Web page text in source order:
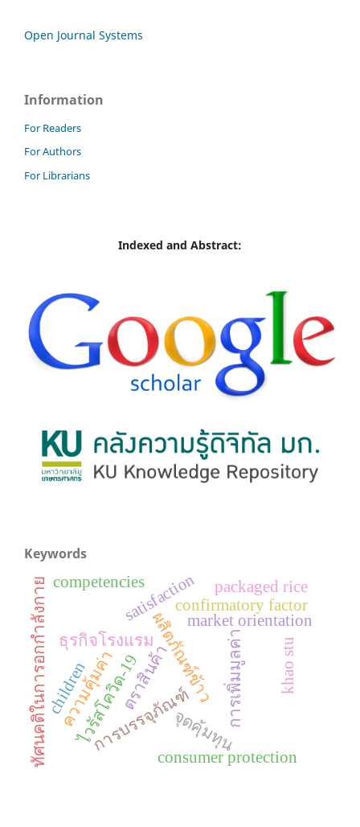
Open Journal Systems
Information
For Readers
For Authors
For Librarians
Indexed and Abstract:
Keywords
ไวรัสโควิด-19ผลิตภัณฑ์ข้าวการเพิ่มมูลค่า
การบรรจุภัณฑ์
ตราสินค้า
ธุรกิจโรงแรม
ทัศนคติในการอกกำลังกาย จุดคุ้มทุน
ความคุ้มค่า
market orientation
satisfactionconfirmatory factor
consumer protection
competencies packaged rice
children khao stu